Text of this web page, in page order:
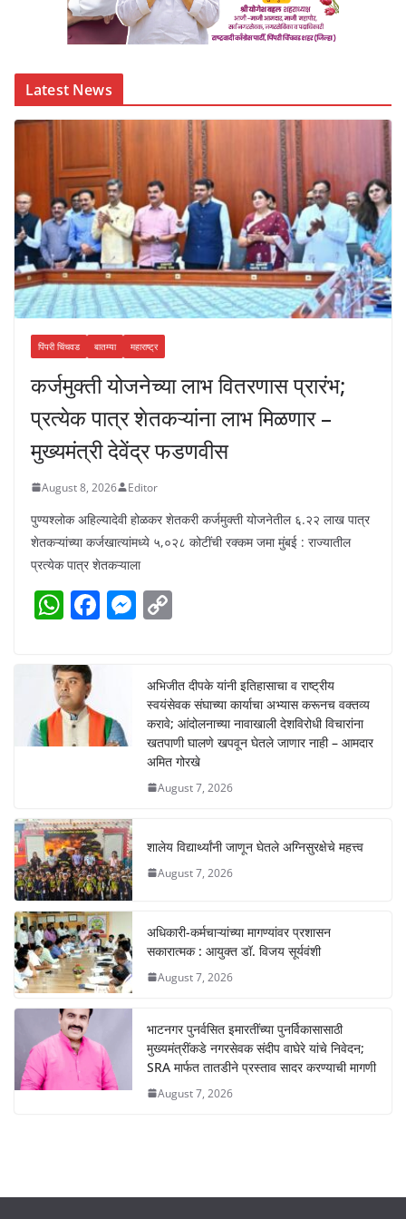
Latest News
पिंपरी चिंचवड बातम्या महाराष्ट्र
कर्जमुक्ती योजनेच्या लाभ वितरणास प्रारंभ;
प्रत्येक पात्र शेतकऱ्यांना लाभ मिळणार –
मुख्यमंत्री देवेंद्र फडणवीस
August 8, 2026 Editor
पुण्यश्लोक अहिल्यादेवी होळकर शेतकरी कर्जमुक्ती योजनेतील ६.२२ लाख पात्र
शेतकऱ्यांच्या कर्जखात्यांमध्ये ५,०२८ कोटींची रक्कम जमा मुंबई : राज्यातील
प्रत्येक पात्र शेतकऱ्याला
W
at
s
A
p
F
b
o
M
e
n
g
er
y
Li
n
k
अभिजीत दीपके यांनी इतिहासाचा व राष्ट्रीय
स्वयंसेवक संघाच्या कार्याचा अभ्यास करूनच वक्तव्य
करावे; आंदोलनाच्या नावाखाली देशविरोधी विचारांना
खतपाणी घालणे खपवून घेतले जाणार नाही – आमदार
अमित गोरखे
August 7, 2026
शालेय विद्यार्थ्यांनी जाणून घेतले अग्निसुरक्षेचे महत्त्व
August 7, 2026
अधिकारी-कर्मचाऱ्यांच्या मागण्यांवर प्रशासन
सकारात्मक : आयुक्त डॉ. विजय सूर्यवंशी
August 7, 2026
भाटनगर पुनर्वसित इमारतींच्या पुनर्विकासासाठी
मुख्यमंत्रींकडे नगरसेवक संदीप वाघेरे यांचे निवेदन;
SRA मार्फत तातडीने प्रस्ताव सादर करण्याची मागणी
August 7, 2026